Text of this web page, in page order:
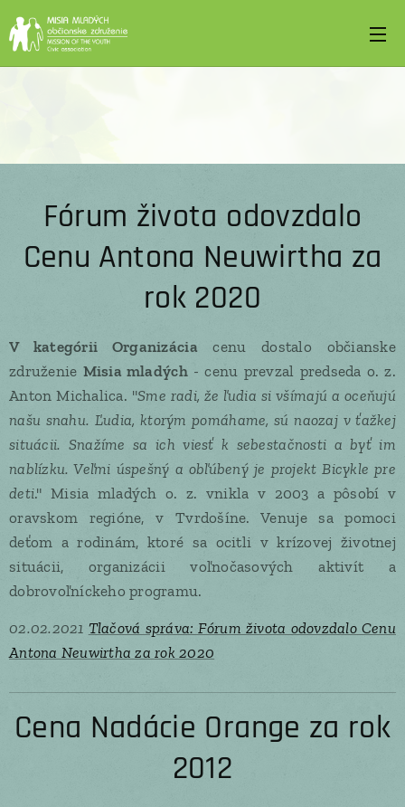
Fórum života odovzdalo
Cenu Antona Neuwirtha za
rok 2020
V kategórii Organizáciacenu dostalo občianske
združenie Misia mladých- cenu prevzal predseda o. z.
Anton Michalica. "Sme radi, že ľudia si všímajú a oceňujú
našu snahu. Ľudia, ktorým pomáhame, sú naozaj v ťažkej
situácii. Snažíme sa ich viesť k sebestačnosti a byť im
nablízku. Veľmi úspešný a obľúbený je projekt Bicykle pre
deti." Misia mladých o. z. vnikla v 2003 a pôsobí v
oravskom regióne, v Tvrdošíne. Venuje sa pomoci
deťom a rodinám, ktoré sa ocitli v krízovej životnej
situácii, organizácii voľnočasových aktivít a
dobrovoľníckeho programu.
02.02.2021 Tlačová správa: Fórum života odovzdalo Cenu
Antona Neuwirtha za rok 2020
Cena Nadácie Orange za rok
2012